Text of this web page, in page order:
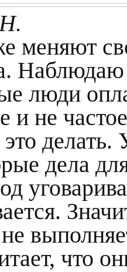
меняют
люди
и не
это
дела
что